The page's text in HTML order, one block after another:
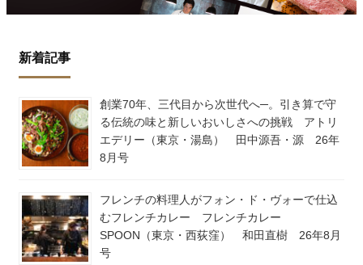
新着記事
創業70年、三代目から次世代へ─。引き算で守
る伝統の味と新しいおいしさへの挑戦 アトリ
エデリー（東京・湯島） 田中源吾・源 26年
8月号
フレンチの料理人がフォン・ド・ヴォーで仕込
むフレンチカレー フレンチカレー
SPOON（東京・西荻窪） 和田直樹 26年8月
号